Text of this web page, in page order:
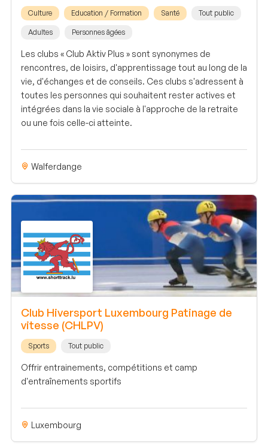
Culture Education / Formation Santé Tout public
Adultes Personnes âgées
Les clubs « Club Aktiv Plus » sont synonymes de
rencontres, de loisirs, d'apprentissage tout au long de la
vie, d'échanges et de conseils. Ces clubs s'adressent à
toutes les personnes qui souhaitent rester actives et
intégrées dans la vie sociale à l'approche de la retraite
ou une fois celle-ci atteinte.
Walferdange
Club Hiversport Luxembourg Patinage de
vitesse (CHLPV)
Sports Tout public
Offrir entrainements, compétitions et camp
d'entraînements sportifs
Luxembourg